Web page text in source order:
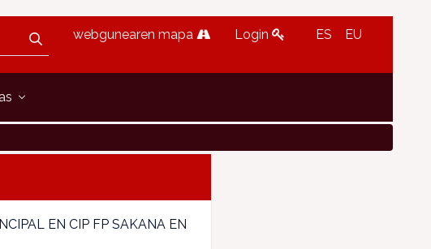
webgunearen mapa Login ES EU
EN CIP FP SAKANA EN